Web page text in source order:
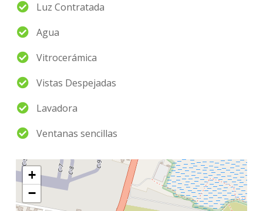
Luz Contratada
Agua
Vitrocerámica
Vistas Despejadas
Lavadora
Ventanas sencillas
+
−